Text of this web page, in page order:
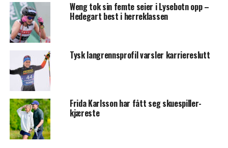
Weng tok sin femte seier i Lysebotn opp –
Hedegart best i herreklassen
Tysk langrennsprofil varsler karriereslutt
Frida Karlsson har fått seg skuespiller-
kjæreste